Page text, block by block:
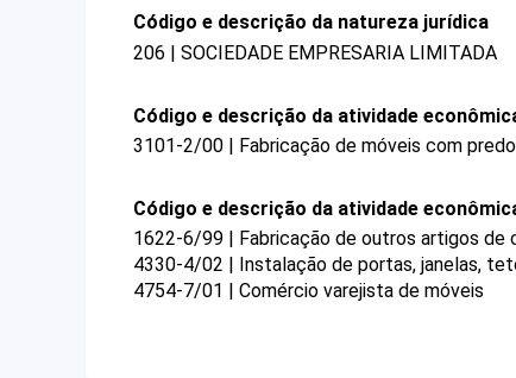
Código e descrição da natureza jurídica
206 | SOCIEDADE EMPRESARIA LIMITADA
Código e descrição da atividade
3101-2/00 | Fabricação de móveis com
Código e descrição da atividade
1622-6/99 | Fabricação de outros artigos de
4330-4/02 | Instalação de portas, janelas,
4754-7/01 | Comércio varejista de móveis